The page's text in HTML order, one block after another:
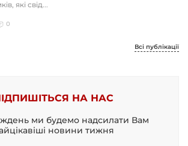
які свід...
0
Всі публікації
НА НАС
ми будемо надсилати Вам
новини тижня